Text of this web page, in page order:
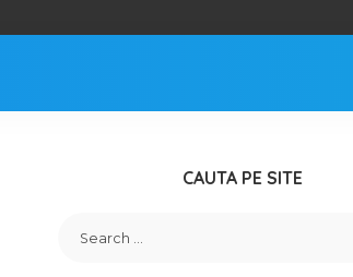
CAUTA PE SITE